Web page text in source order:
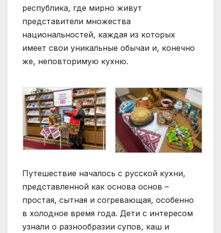
республика, где мирно живут
представители множества
национальностей, каждая из которых
имеет свои уникальные обычаи и, конечно
же, неповторимую кухню.
Путешествие началось с русской кухни,
представленной как основа основ –
простая, сытная и согревающая, особенно
в холодное время года. Дети с интересом
узнали о разнообразии супов, каш и